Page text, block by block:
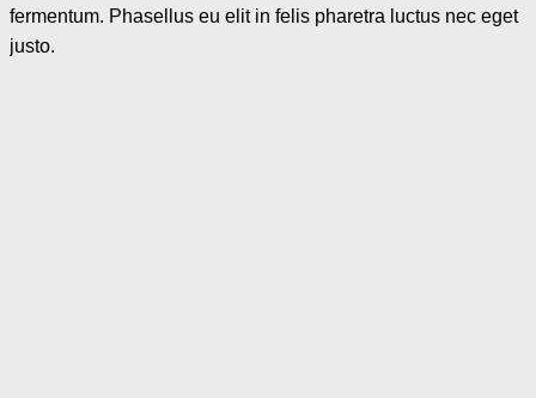
fermentum. Phasellus eu elit in felis pharetra luctus nec eget
justo.